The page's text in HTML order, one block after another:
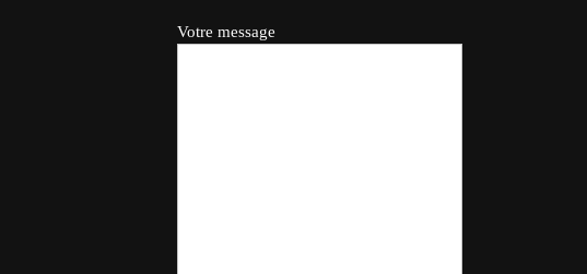
Votre message